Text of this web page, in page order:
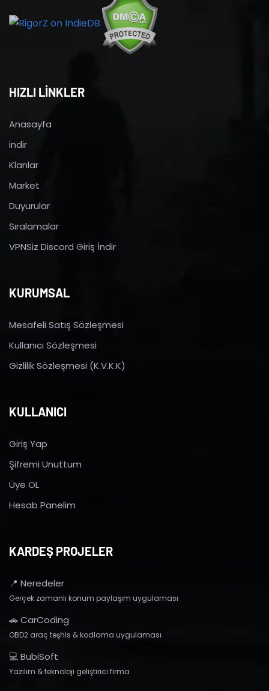
HIZLI LİNKLER
Anasayfa
indir
Klanlar
Market
Duyurular
Sıralamalar
VPNSiz Discord Giriş İndir
KURUMSAL
Mesafeli Satış Sözleşmesi
Kullanıcı Sözleşmesi
Gizlilik Sözleşmesi (K.V.K.K)
KULLANICI
Giriş Yap
Şifremi Unuttum
Üye OL
Hesab Panelim
KARDEŞ PROJELER
📍 Neredeler
Gerçek zamanlı konum paylaşım uygulaması
🚗 CarCoding
OBD2 araç teşhis & kodlama uygulaması
💻 BubiSoft
Yazılım & teknoloji geliştirici firma